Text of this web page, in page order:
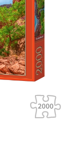
Tiger Tour
B-066339